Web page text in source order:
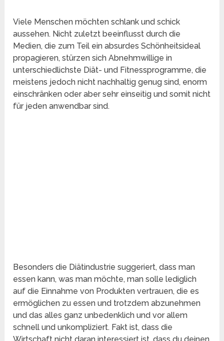
Viele Menschen möchten schlank und schick
aussehen. Nicht zuletzt beeinflusst durch die
Medien, die zum Teil ein absurdes Schönheitsideal
propagieren, stürzen sich Abnehmwillige in
unterschiedlichste Diät- und Fitnessprogramme, die
meistens jedoch nicht nachhaltig genug sind, enorm
einschränken oder aber sehr einseitig und somit nicht
für jeden anwendbar sind.
Besonders die Diätindustrie suggeriert, dass man
essen kann, was man möchte, man solle lediglich
auf die Einnahme von Produkten vertrauen, die es
ermöglichen zu essen und trotzdem abzunehmen
und das alles ganz unbedenklich und vor allem
schnell und unkompliziert. Fakt ist, dass die